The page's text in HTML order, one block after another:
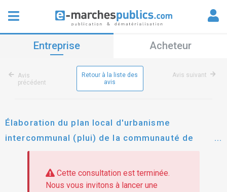
Entreprise Acheteur
Avis
précédent
Retour à la liste des
avis
Avis suivant
Élaboration du plan local d'urbanisme
intercommunal (plui) de la communauté de
communes bresse haute seille
Cette consultation est terminée.
Nous vous invitons à lancer une